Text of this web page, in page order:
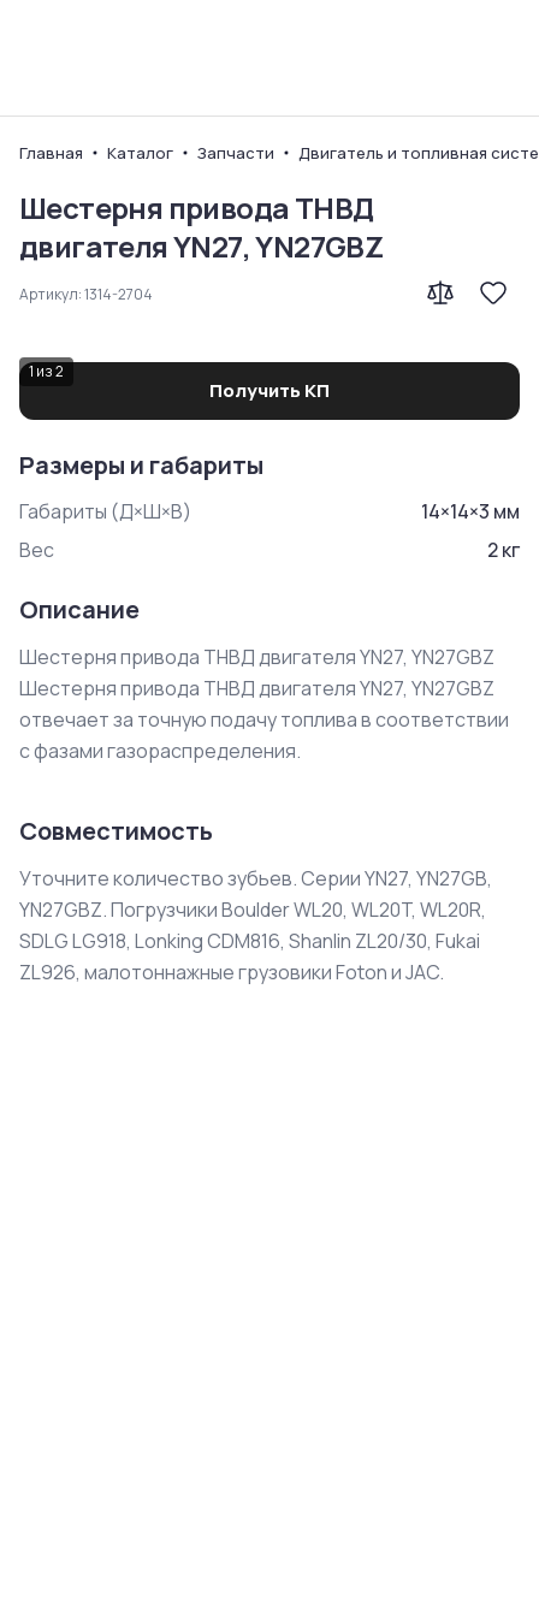
Главная Каталог Запчасти Двигатель и топливная
Шестерня привода ТНВД
двигателя YN27, YN27GBZ
Артикул:1314-2704
1 из2
Получить КП
Размеры и габариты
Габариты (Д×Ш×В) 14×14×3 мм
Вес
2кг
Описание
Шестерня привода ТНВД двигателя YN27, YN27GBZ
Шестерня привода ТНВД двигателя YN27, YN27GBZ
отвечает за точную подачу топлива в соответствии
с фазами газораспределения.
Совместимость
Уточните количество зубьев. Серии YN27, YN27GB,
YN27GBZ. Погрузчики Boulder WL20, WL20T, WL20R,
SDLG LG918, Lonking CDM816, Shanlin ZL20/30, Fukai
ZL926, малотоннажные грузовики Foton и JAC.